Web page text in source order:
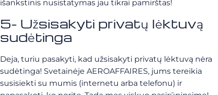
išankstinis nusistatymas jau tikrai pamirštas!
5- Užsisakyti privatų lėktuvą
sudėtinga
Deja, turiu pasakyti, kad užsisakyti privatų lėktuvą nėra
sudėtinga! Svetainėje AEROAFFAIRES, jums tereikia
susisiekti su mumis (internetu arba telefonu) ir